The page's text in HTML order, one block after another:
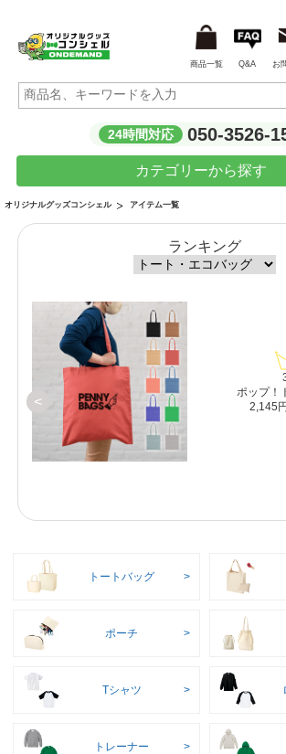
商品一覧 Q&A お
24時間対応 050-3526-
カテゴリーから探す
オリジナルグッズコンシェル アイテム一覧
ランキング
<
ポップ！
2,145
トートバッグ
ポーチ
Tシャツ
トレーナー